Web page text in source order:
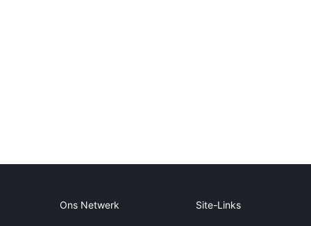
Ons Netwerk Site-Links